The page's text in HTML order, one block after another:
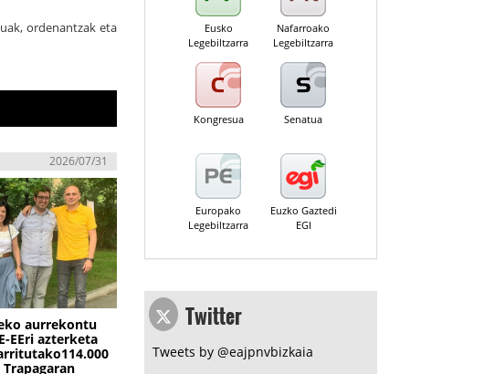
ordenantzak eta
2026/07/31
aurrekontu
EEri azterketa
Eusko
Legebiltzarra
Nafarroako
Legebiltzarra
Kongresua Senatua
Europako
Legebiltzarra
Euzko Gaztedi
EGI
Twitter
Tweets by @eajpnvbizkaia